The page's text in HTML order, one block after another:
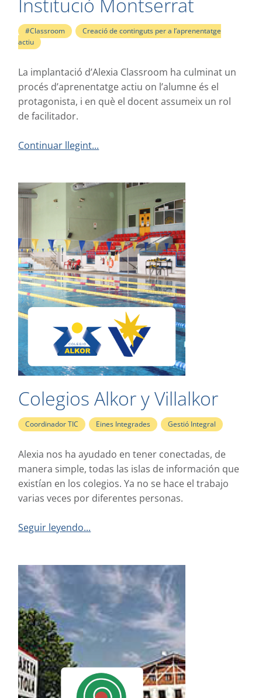
#Classroom ,
Creació de continguts per a l’aprenentatge
actiu
La implantació d’Alexia Classroom ha culminat un
procés d’aprenentatge actiu on l’alumne és el
protagonista, i en què el docent assumeix un rol
de facilitador.
Continuar llegint...
Colegios Alkor y Villalkor
Coordinador TIC , Eines Integrades , Gestió Integral
Alexia nos ha ayudado en tener conectadas, de
manera simple, todas las islas de información que
existían en los colegios. Ya no se hace el trabajo
varias veces por diferentes personas.
Seguir leyendo...